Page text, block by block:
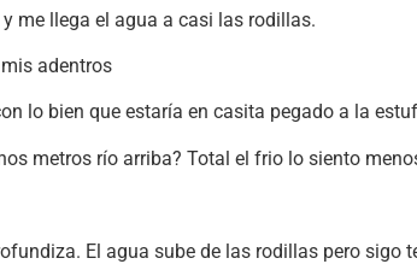
me llega el agua a casi las rodillas.
adentros
lo bien que estaría en casita pegado a la
metros río arriba? Total el frio lo siento
El agua sube de las rodillas pero sigo